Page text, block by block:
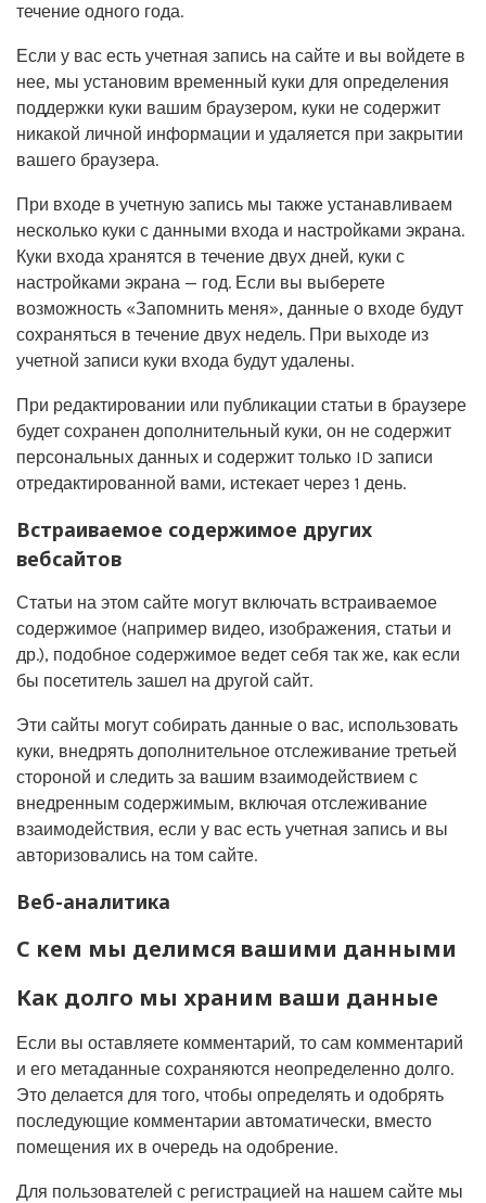
течение одного года.
Если у вас есть учетная запись на сайте и вы войдете в
нее, мы установим временный куки для определения
поддержки куки вашим браузером, куки не содержит
никакой личной информации и удаляется при закрытии
вашего браузера.
При входе в учетную запись мы также устанавливаем
несколько куки с данными входа и настройками экрана.
Куки входа хранятся в течение двух дней, куки с
настройками экрана — год. Если вы выберете
возможность «Запомнить меня», данные о входе будут
сохраняться в течение двух недель. При выходе из
учетной записи куки входа будут удалены.
При редактировании или публикации статьи в браузере
будет сохранен дополнительный куки, он не содержит
персональных данных и содержит только ID записи
отредактированной вами, истекает через 1 день.
Встраиваемое содержимое других
вебсайтов
Статьи на этом сайте могут включать встраиваемое
содержимое (например видео, изображения, статьи и
др.), подобное содержимое ведет себя так же, как если
бы посетитель зашел на другой сайт.
Эти сайты могут собирать данные о вас, использовать
куки, внедрять дополнительное отслеживание третьей
стороной и следить за вашим взаимодействием с
внедренным содержимым, включая отслеживание
взаимодействия, если у вас есть учетная запись и вы
авторизовались на том сайте.
Веб-аналитика
С кем мы делимся вашими данными
Как долго мы храним ваши данные
Если вы оставляете комментарий, то сам комментарий
и его метаданные сохраняются неопределенно долго.
Это делается для того, чтобы определять и одобрять
последующие комментарии автоматически, вместо
помещения их в очередь на одобрение.
Для пользователей с регистрацией на нашем сайте мы